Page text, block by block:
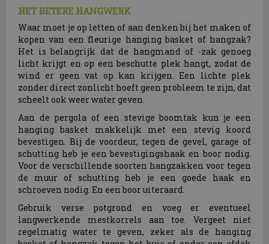
HET BETERE HANGWERK
Waar moet je op letten of aan denken bij het maken of
kopen van een fleurige hanging basket of hangzak?
Het is belangrijk dat de hangmand of -zak genoeg
licht krijgt en op een beschutte plek hangt, zodat de
wind er geen vat op kan krijgen. Een lichte plek
zonder direct zonlicht hoeft geen probleem te zijn, dat
scheelt ook weer water geven.
Aan de pergola of een stevige boomtak kun je een
hanging basket makkelijk met een stevig koord
bevestigen. Bij de voordeur, tegen de gevel, garage of
schutting heb je een bevestigingshaak en boor nodig.
Voor de verschillende soorten hangzakken voor tegen
de muur of schutting heb je een goede haak en
schroeven nodig. En een boor uiteraard.
Gebruik verse potgrond en voeg er eventueel
langwerkende mestkorrels aan toe. Vergeet niet
regelmatig water te geven, zeker als de hanging